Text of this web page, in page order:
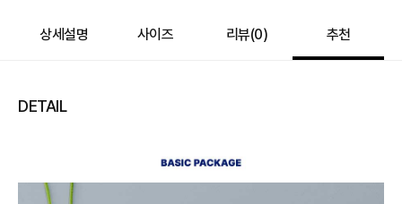
상세설명 사이즈 리뷰(0) 추천
DETAIL